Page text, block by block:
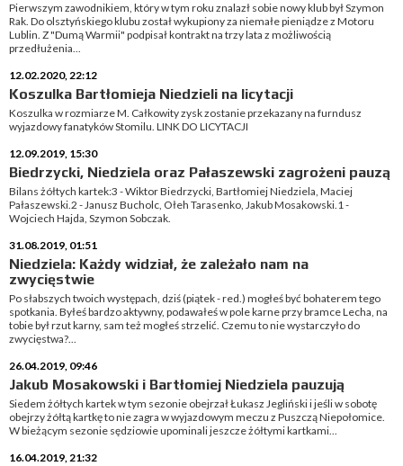
Pierwszym zawodnikiem, który w tym roku znalazł sobie nowy klub był Szymon
Rak. Do olsztyńskiego klubu został wykupiony za niemałe pieniądze z Motoru
Lublin. Z "Dumą Warmii" podpisał kontrakt na trzy lata z możliwością
przedłużenia...
12.02.2020, 22:12
Koszulka Bartłomieja Niedzieli na licytacji
Koszulka w rozmiarze M. Całkowity zysk zostanie przekazany na furndusz
wyjazdowy fanatyków Stomilu. LINK DO LICYTACJI
12.09.2019, 15:30
Biedrzycki, Niedziela oraz Pałaszewski zagrożeni pauzą
Bilans żółtych kartek:3 - Wiktor Biedrzycki, Bartłomiej Niedziela, Maciej
Pałaszewski.2 - Janusz Bucholc, Ołeh Tarasenko, Jakub Mosakowski.1 -
Wojciech Hajda, Szymon Sobczak.
31.08.2019, 01:51
Niedziela: Każdy widział, że zależało nam na
zwycięstwie
Po słabszych twoich występach, dziś (piątek - red.) mogłeś być bohaterem tego
spotkania. Byłeś bardzo aktywny, podawałeś w pole karne przy bramce Lecha, na
tobie był rzut karny, sam też mogłeś strzelić. Czemu to nie wystarczyło do
zwycięstwa?...
26.04.2019, 09:46
Jakub Mosakowski i Bartłomiej Niedziela pauzują
Siedem żółtych kartek w tym sezonie obejrzał Łukasz Jegliński i jeśli w sobotę
obejrzy żółtą kartkę to nie zagra w wyjazdowym meczu z Puszczą Niepołomice.
W bieżącym sezonie sędziowie upominali jeszcze żółtymi kartkami...
16.04.2019, 21:32